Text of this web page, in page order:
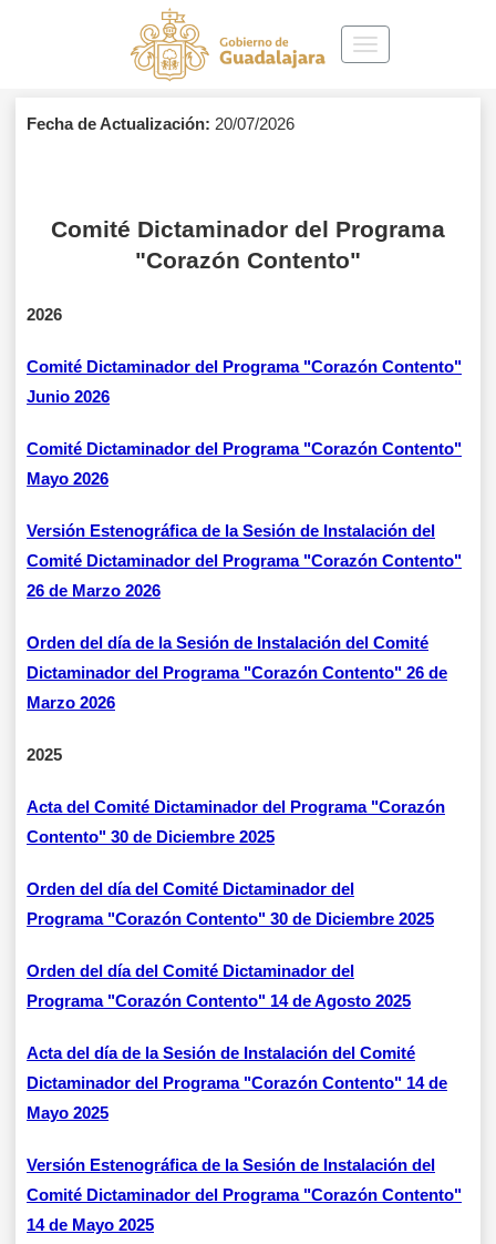
Toggle
navigation
Fecha de Actualización: 20/07/2026
Comité Dictaminador del Programa
"Corazón Contento"
2026
Comité Dictaminador del Programa "Corazón Contento"
Junio 2026
Comité Dictaminador del Programa "Corazón Contento"
Mayo 2026
Versión Estenográfica de la Sesión de Instalación del
Comité Dictaminador del Programa "Corazón Contento"
26 de Marzo 2026
Orden del día de la Sesión de Instalación del Comité
Dictaminador del Programa "Corazón Contento" 26 de
Marzo 2026
2025
Acta del Comité Dictaminador del Programa "Corazón
Contento" 30 de Diciembre 2025
Orden del día del Comité Dictaminador del
Programa "Corazón Contento" 30 de Diciembre 2025
Orden del día del Comité Dictaminador del
Programa "Corazón Contento" 14 de Agosto 2025
Acta del día de la Sesión de Instalación del Comité
Dictaminador del Programa "Corazón Contento" 14 de
Mayo 2025
Versión Estenográfica de la Sesión de Instalación del
Comité Dictaminador del Programa "Corazón Contento"
14 de Mayo 2025